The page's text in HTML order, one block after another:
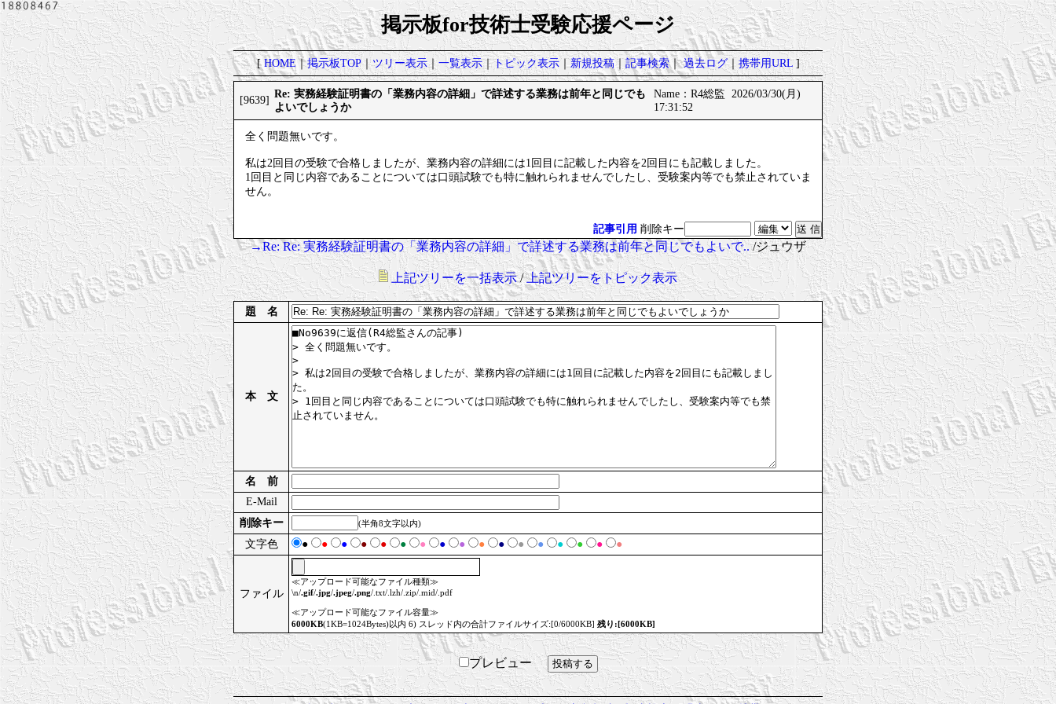
掲示板for技術士受験応援ページ
[HOME｜掲示板TOP｜ツリー表示｜一覧表示｜トピック表示｜新規投稿｜記事検索｜過去ログ｜携帯用URL]
[9639]
Re: 実務経験証明書の「業務内容の詳細」で詳述する業務は前年と同じでも
よいでしょうか
Name：R4総監 2026/03/30(月)
17:31:52
全く問題無いです。
私は2回目の受験で合格しましたが、業務内容の詳細には1回目に記載した内容を2回目にも記載しました。
1回目と同じ内容であることについては口頭試験でも特に触れられませんでしたし、受験案内等でも禁止されていま
せん。
記事引用 削除キー
→Re: Re: 実務経験証明書の「業務内容の詳細」で詳述する業務は前年と同じでもよいで../ジュウザ
上記ツリーを一括表示/上記ツリーをトピック表示
題 名
本 文
名 前
E-Mail
削除キー
(半角8文字以内)
文字色 ● ● ● ● ● ● ● ● ● ● ● ● ● ● ● ● ●
ファイル
≪アップロード可能なファイル種類≫
\n/.gif/.jpg/.jpeg/.png/.txt/.lzh/.zip/.mid/.pdf
≪アップロード可能なファイル容量≫
6000KB(1KB=1024Bytes)以内 6) スレッド内の合計ファイルサイズ:[0/6000KB] 残り:[6000KB]
プレビュー